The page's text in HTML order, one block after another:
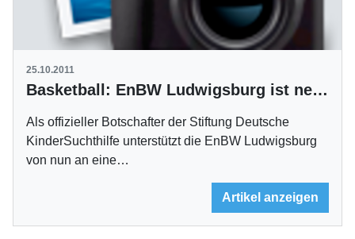
25.10.2011
Basketball: EnBW Ludwigsburg ist neuer Botschafter der KinderSuchthilfe
Als offizieller Botschafter der Stiftung Deutsche
KinderSuchthilfe unterstützt die EnBW Ludwigsburg
von nun an eine…
Artikel anzeigen